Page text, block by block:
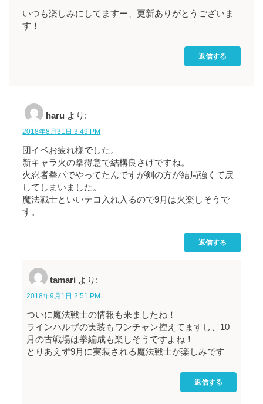
いつも楽しみにしてますー、更新ありがとうございま
す！
返信する
haru より:
2018年8月31日 3:49 PM
団イベお疲れ様でした。
新キャラ火の拳得意で結構良さげですね。
火忍者拳パでやってたんですが剣の方が結局強くて戻
してしまいました。
魔法戦士といいテコ入れ入るので9月は火楽しそうで
す。
返信する
tamari より:
2018年9月1日 2:51 PM
ついに魔法戦士の情報も来ましたね！
ラインハルザの実装もワンチャン控えてますし、10
月の古戦場は拳編成も楽しそうですよね！
とりあえず9月に実装される魔法戦士が楽しみです
返信する